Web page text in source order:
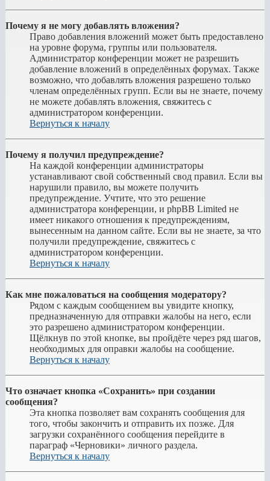
Почему я не могу добавлять вложения?
Право добавления вложений может быть предоставлено
на уровне форума, группы или пользователя.
Администратор конференции может не разрешить
добавление вложений в определённых форумах. Также
возможно, что добавлять вложения разрешено только
членам определённых групп. Если вы не знаете, почему
не можете добавлять вложения, свяжитесь с
администратором конференции.
Вернуться к началу
Почему я получил предупреждение?
На каждой конференции администраторы
устанавливают свой собственный свод правил. Если вы
нарушили правило, вы можете получить
предупреждение. Учтите, что это решение
администратора конференции, и phpBB Limited не
имеет никакого отношения к предупреждениям,
вынесенным на данном сайте. Если вы не знаете, за что
получили предупреждение, свяжитесь с
администратором конференции.
Вернуться к началу
Как мне пожаловаться на сообщения модератору?
Рядом с каждым сообщением вы увидите кнопку,
предназначенную для отправки жалобы на него, если
это разрешено администратором конференции.
Щёлкнув по этой кнопке, вы пройдёте через ряд шагов,
необходимых для оправки жалобы на сообщение.
Вернуться к началу
Что означает кнопка «Сохранить» при создании
сообщения?
Эта кнопка позволяет вам сохранять сообщения для
того, чтобы закончить и отправить их позже. Для
загрузки сохранённого сообщения перейдите в
параграф «Черновики» личного раздела.
Вернуться к началу